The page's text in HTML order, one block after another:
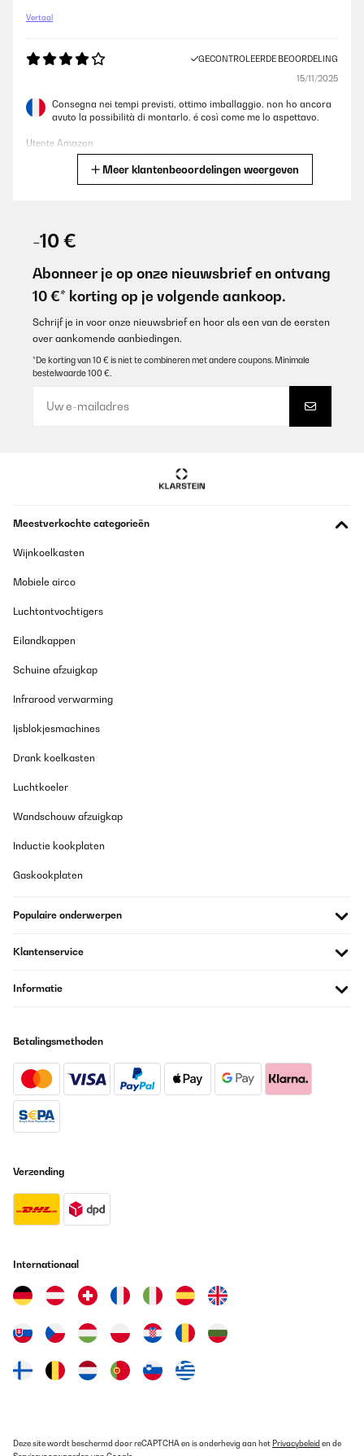
Vertaal
GECONTROLEERDE BEOORDELING
15/11/2025
Consegna nei tempi previsti, ottimo imballaggio. non ho ancora
avuto la possibilità di montarlo. é così come me lo aspettavo.
Utente Amazon
braucht ist dabei. Nur ein wenig Werkzeug noch, dann klappts,
mit ein bischen Erfahrung.Der Herd überzeugt durch einfache
Bedienung und Reinigung, sowie durch eine klasse Optik.
Amazon-Benutzer
GECONTROLEERDE BEOORDELING
18/09/2025
Meer klantenbeoordelingen weergeven
-10 €
Abonneer je op onze nieuwsbrief en ontvang
10 €* korting op je volgende aankoop.
Schrijf je in voor onze nieuwsbrief en hoor als een van de eersten
over aankomende aanbiedingen.
*De korting van 10 € is niet te combineren met andere coupons. Minimale
bestelwaarde 100 €.
Meestverkochte categorieën
Wijnkoelkasten
Mobiele airco
Luchtontvochtigers
Eilandkappen
Schuine afzuigkap
Infrarood verwarming
Ijsblokjesmachines
Drank koelkasten
Luchtkoeler
Wandschouw afzuigkap
Inductie kookplaten
Gaskookplaten
Populaire onderwerpen
Klantenservice
Informatie
Betalingsmethoden
Verzending
Internationaal
Deze site wordt beschermd door reCAPTCHA en is onderhevig aan het Privacybeleid en de